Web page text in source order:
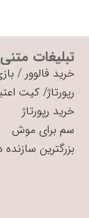
تبلیغات متنی
خرید فالوور /
رپورتاژ/کیت
خرید رپورتاژ
سم برای موش
بزرگترین